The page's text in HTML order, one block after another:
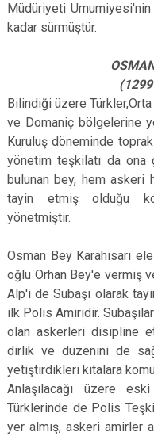
Müdüriyeti Umumiyesi'nin
kadar sürmüştür.
Bilindiği üzere
ve Domaniç bölgelerine
Kuruluş döneminde
yönetim teşkilatı da ona
bulunan bey, hem askeri
tayin etmiş olduğu
yönetmiştir.
Osman Bey Karahisarı
oğlu Orhan Bey'e vermiş
Alp'i de Subaşı olarak
ilk Polis Amiridir.
olan askerleri disipline
dirlik ve düzenini de
yetiştirdikleri kıtalara
Anlaşılacağı üzere
Türklerinde de Polis
yer almış, askeri amirler